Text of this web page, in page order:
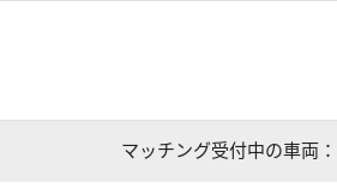
マッチング受付中の車両：